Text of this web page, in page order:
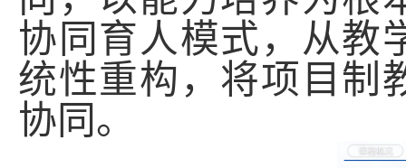
协同育人模式，从教
统性重构，将项目制
协同。